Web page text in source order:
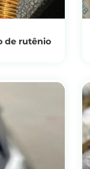
de rutênio